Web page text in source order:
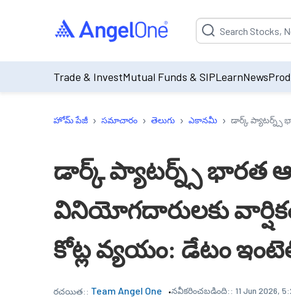
Suggestion will be
Trade & InvestMutual Funds & SIPLearnNews
హోమ్ పేజీ › సమాచారం › తెలుగు › ఎకానమీ › డార్క్ ప్యాటర్న్స్
డార్క్ ప్యాటర్న్స్ భారత
వినియోగదారులకు
కోట్ల వ్యయం: డేటం
రచయిత:: Team Angel One నవీకరించబడింది:: 11 Jun 2026,